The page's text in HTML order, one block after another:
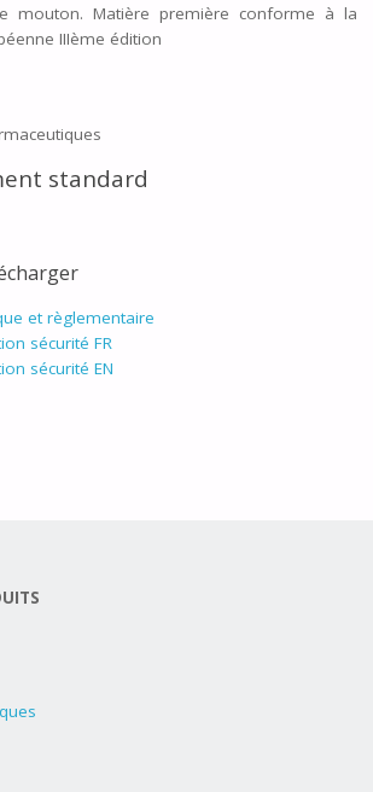
mouton. Matière première conforme à la
IIIème édition
standard
et règlementaire
sécurité FR
sécurité EN